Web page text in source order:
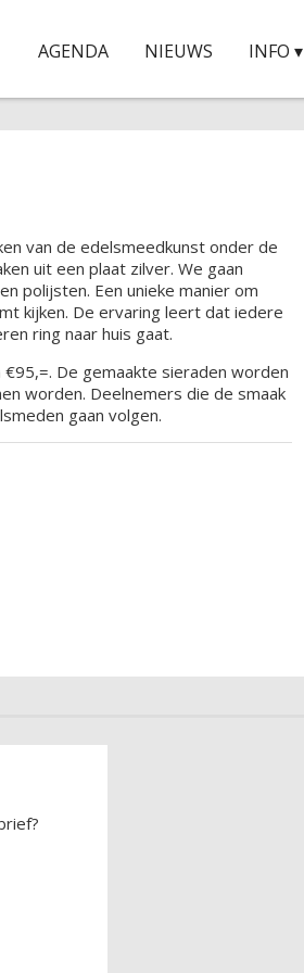
AGENDA NIEUWS INFO ▾
van de edelsmeedkunst onder de
uit een plaat zilver. We gaan
polijsten. Een unieke manier om
kijken. De ervaring leert dat iedere
ring naar huis gaat.
De gemaakte sieraden worden
worden. Deelnemers die de smaak
gaan volgen.